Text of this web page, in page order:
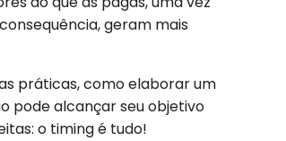
geram mais
práticas, como elaborar um
pode alcançar seu objetivo
o timing é tudo!